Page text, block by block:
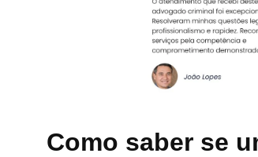
Como saber se